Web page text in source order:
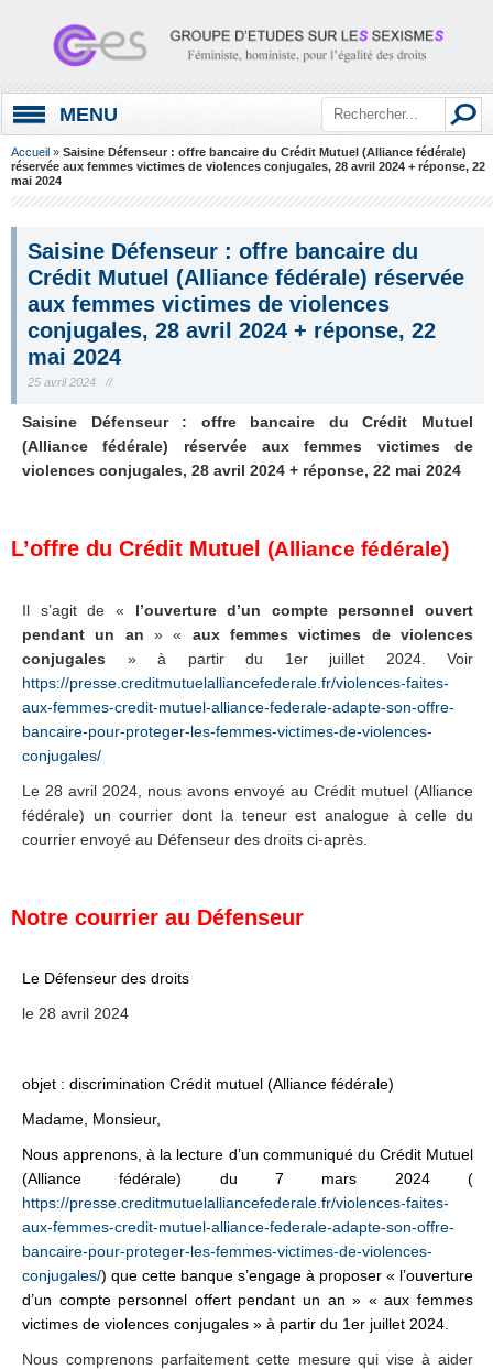
MENU
Accueil » Saisine Défenseur : offre bancaire du Crédit Mutuel (Alliance fédérale)
réservée aux femmes victimes de violences conjugales, 28 avril 2024 + réponse, 22
mai 2024
Saisine Défenseur : offre bancaire du
Crédit Mutuel (Alliance fédérale) réservée
aux femmes victimes de violences
conjugales, 28 avril 2024 + réponse, 22
mai 2024
25 avril 2024 //
Saisine Défenseur : offre bancaire du Crédit Mutuel
(Alliance fédérale) réservée aux femmes victimes de
violences conjugales, 28 avril 2024 + réponse, 22 mai 2024
L’offre du Crédit Mutuel (Alliance fédérale)
Il s’agit de « l’ouverture d’un compte personnel ouvert
pendant un an » « aux femmes victimes de violences
conjugales » à partir du 1er juillet 2024. Voir
https://presse.creditmutuelalliancefederale.fr/violences-faites-
aux-femmes-credit-mutuel-alliance-federale-adapte-son-offre-
bancaire-pour-proteger-les-femmes-victimes-de-violences-
conjugales/
Le 28 avril 2024, nous avons envoyé au Crédit mutuel (Alliance
fédérale) un courrier dont la teneur est analogue à celle du
courrier envoyé au Défenseur des droits ci-après.
Notre courrier au Défenseur
Le Défenseur des droits
le 28 avril 2024
objet : discrimination Crédit mutuel (Alliance fédérale)
Madame, Monsieur,
Nous apprenons, à la lecture d’un communiqué du Crédit Mutuel
(Alliance fédérale) du 7 mars 2024 (
https://presse.creditmutuelalliancefederale.fr/violences-faites-
aux-femmes-credit-mutuel-alliance-federale-adapte-son-offre-
bancaire-pour-proteger-les-femmes-victimes-de-violences-
conjugales/) que cette banque s’engage à proposer « l’ouverture
d’un compte personnel offert pendant un an » « aux femmes
victimes de violences conjugales » à partir du 1er juillet 2024.
Nous comprenons parfaitement cette mesure qui vise à aider